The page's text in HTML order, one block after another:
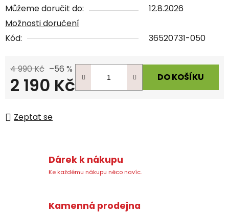
Můžeme doručit do:
12.8.2026
Možnosti doručení
Kód:
36520731-050
4 990 Kč –56 %
2 190 Kč DO KOŠÍKU
Zeptat se
Dárek k nákupu
Ke každému nákupu něco navíc.
Kamenná prodejna